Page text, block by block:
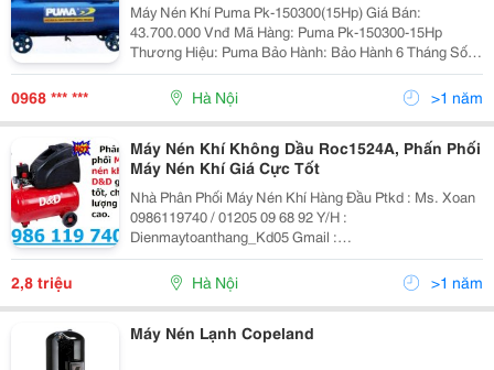
Máy Nén Khí Puma Pk-150300(15Hp) Giá Bán:
43.700.000 Vnđ Mã Hàng: Puma Pk-150300-15Hp
Thương Hiệu: Puma Bảo Hành: Bảo Hành 6 Tháng Số
Lượng:
0968 *** *** Hà Nội >1 năm
Máy Nén Khí Không Dầu Roc1524A, Phấn Phối
Máy Nén Khí Giá Cực Tốt
Nhà Phân Phối Máy Nén Khí Hàng Đầu Ptkd : Ms. Xoan
0986119740 / 01205 09 68 92 Y/H :
Dienmaytoanthang_Kd05 Gmail :
Huongsoan252@Gmail.com Để Có Giá Tốt Nhất Hãy
Liên Hệ Với Chúng Tôi Bảo Hành 12 Tháng, Cung Cấp
2,8 triệu Hà Nội >1 năm
Máy Nén Lạnh Copeland